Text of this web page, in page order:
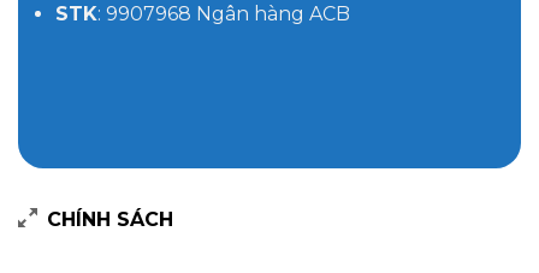
STK: 9907968 Ngân hàng ACB
CHÍNH SÁCH